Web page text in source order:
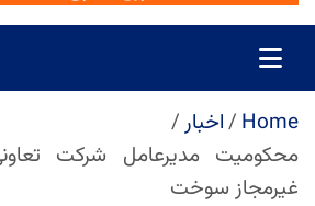
Home
اخبار
محکومیت مدیرعامل شرکت
غیرمجاز سوخت